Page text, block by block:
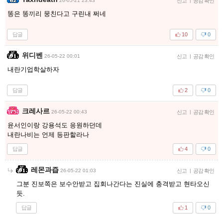
똥은 똥끼리 뭉친다고 구린내 쩌네
답글 0
10
위디벤 26-05-22 00:01 신고 | 공감 확인
내란기업학살하자
답글 0
2
크레사르 26-05-22 00:43 신고 | 공감 확인
윤서인이랑 강용석도 응원하던데
내란나비는 언제 등판할라나
답글 0
4
레몬과즙 26-05-22 01:03 신고 | 공감 확인
그분 진보쪽은 보수안받고 집회나간다는 진실에 충격받고 현타오신
듯.
답글 0
1